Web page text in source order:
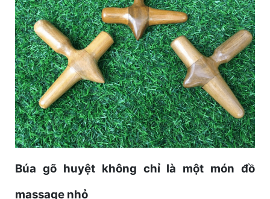
Búa gõ huyệt không chỉ là một món đồ
massage nhỏ